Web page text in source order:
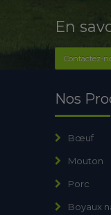
En
Contactez-
Nos
Bœuf
Mouton
Porc
Boyaux